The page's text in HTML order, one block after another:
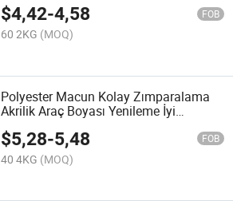
$4,42-4,58 FOB
60 2KG (MOQ)
Polyester Macun Kolay Zımparalama
Akrilik Araç Boyası Yenileme İyi
$5,28-5,48 FOB
40 4KG (MOQ)